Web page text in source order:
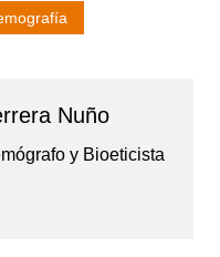
Nuño
y Bioeticista